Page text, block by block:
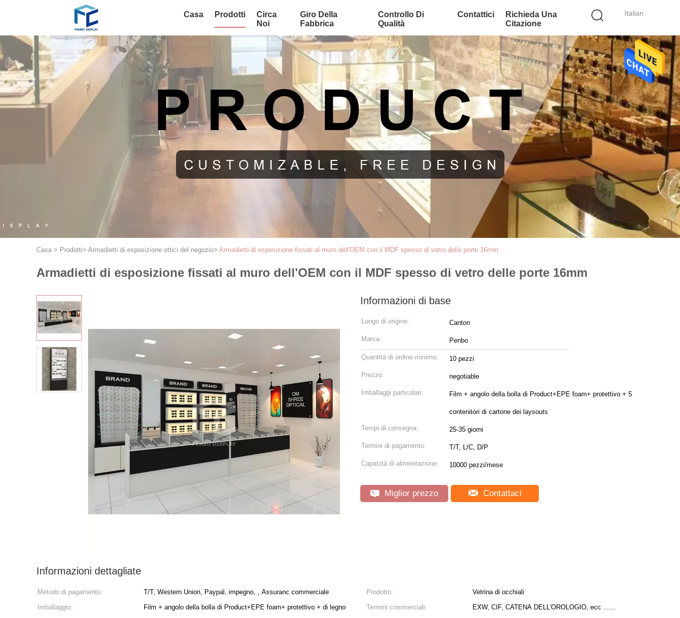
Italian
Casa Prodotti
Circa
Noi
Giro Della
Fabbrica
Controllo Di
Qualità
Contattici
Richieda Una
Citazione
Casa > Prodotti> Armadietti di esposizione ottici del negozio> Armadietti di esposizione fissati al muro dell'OEM con il MDF spesso di vetro delle porte 16mm
Armadietti di esposizione fissati al muro dell'OEM con il MDF spesso di vetro delle porte 16mm
Informazioni di base
Luogo di origine: Canton
Marca: Penbo
Quantità di ordine minimo: 10 pezzi
Prezzo: negotiable
Imballaggi particolari: Film + angolo della bolla di Product+EPE foam+ protettivo + 5
contenitori di cartone dei laysouts
Tempi di consegna: 25-35 giorni
Termini di pagamento: T/T, L/C, D/P
Capacità di alimentazione: 10000 pezzi/mese
Miglior prezzo Contattaci
Informazioni dettagliate
Metodo di pagamento: T/T, Western Union, Paypal, impegno, , Assuranc commerciale Prodotto:
Vetrina di occhiali
Imballaggio:
Film + angolo della bolla di Product+EPE foam+ protettivo + di legno Termini commerciali:
EXW, CIF, CATENA DELL'OROLOGIO, ecc ......